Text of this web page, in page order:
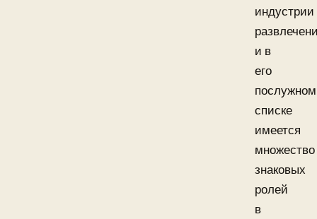
индустрии
и в
его
послужном
списке
имеется
множество
знаковых
ролей
в